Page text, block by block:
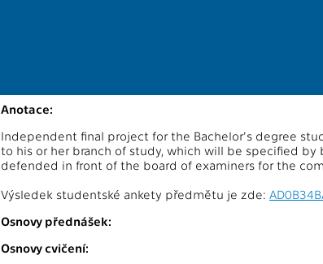
Anotace:
Independent final project for the Bachelor's degree
to his or her branch of study, which will be specified
defended in front of the board of examiners for the
Výsledek studentské ankety předmětu je zde:
Osnovy přednášek:
Osnovy cvičení: